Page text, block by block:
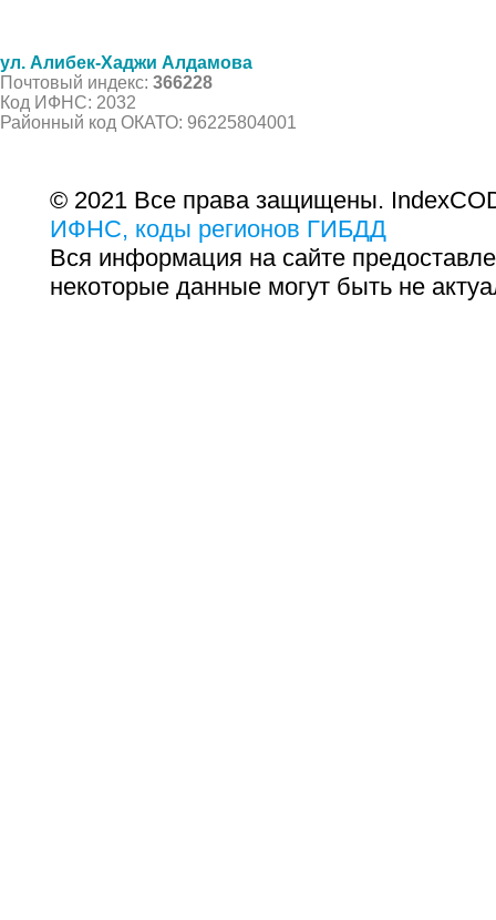
ул. Алибек-Хаджи Алдамова
Почтовый индекс: 366228
Код ИФНС: 2032
Районный код ОКАТО: 96225804001
© 2021 Все права защищены.
ИФНС, коды регионов ГИБДД
Вся информация на сайте
некоторые данные могут быть не